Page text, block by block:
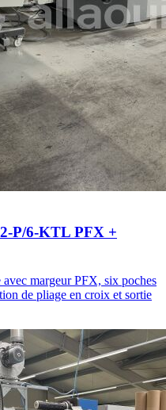
P/6-KTL PFX +
margeur PFX, six poches
de pliage en croix et sortie